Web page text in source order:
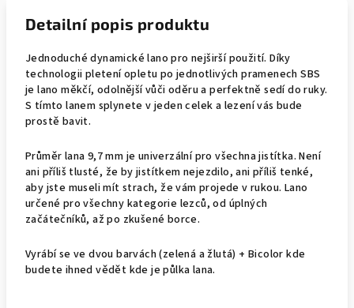
Detailní popis produktu
Jednoduché dynamické lano pro nejširší použití. Díky
technologii pletení opletu po jednotlivých pramenech SBS
je lano měkčí, odolnější vůči oděru a perfektně sedí do ruky.
S tímto lanem splynete v jeden celek a lezení vás bude
prostě bavit.
Průměr lana 9,7 mm je univerzální pro všechna jistítka. Není
ani příliš tlusté, že by jistítkem nejezdilo, ani příliš tenké,
aby jste museli mít strach, že vám projede v rukou. Lano
určené pro všechny kategorie lezců, od úplných
začátečníků, až po zkušené borce.
Vyrábí se ve dvou barvách (zelená a žlutá) + Bicolor kde
budete ihned vědět kde je půlka lana.